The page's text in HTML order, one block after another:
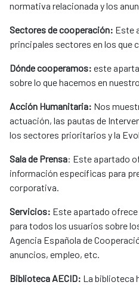
normativa relacionada y los
Sectores de cooperación: Este
principales sectores en los que
Dónde cooperamos: este
sobre lo que hacemos en
Acción Humanitaria: Nos
actuación, las pautas de
los sectores prioritarios y la
Sala de Prensa: Este apartado
información específicas para
corporativa.
Servicios: Este apartado
para todos los usuarios sobre
Agencia Española de
anuncios, empleo, etc.
Biblioteca AECID: La biblioteca